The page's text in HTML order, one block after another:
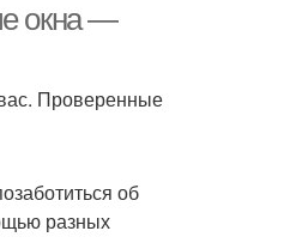
окна —
Проверенные
об
разных